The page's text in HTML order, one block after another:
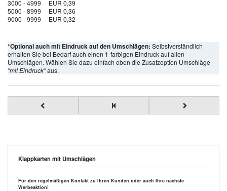
3000 - 4999
EUR 0,39
5000 - 8999
EUR 0,36
9000 - 9999
EUR 0,32
*Optional auch mit Eindruck auf den Umschlägen: Selbstverständlich
erhalten Sie bei Bedarf auch einen 1-farbigen Eindruck auf allen
Umschlägen. Wählen Sie dazu einfach oben die Zusatzoption Umschläge
"mit Eindruck"aus.
Klappkarten mit Umschlägen
Für den regelmäßigen Kontakt zu Ihren Kunden oder auch Ihre nächste
Werbeaktion!